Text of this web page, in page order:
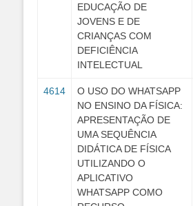
EDUCAÇÃO DE
JOVENS E DE
CRIANÇAS COM
DEFICIÊNCIA
INTELECTUAL
4614
O USO DO WHATSAPP
NO ENSINO DA FÍSICA:
APRESENTAÇÃO DE
UMA SEQUÊNCIA
DIDÁTICA DE FÍSICA
UTILIZANDO O
APLICATIVO
WHATSAPP COMO